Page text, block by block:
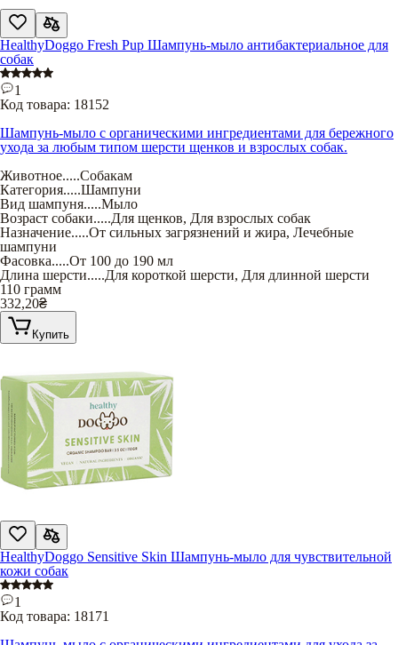
HealthyDoggo Fresh Pup Шампунь-мыло антибактериальное для
собак
1
Код товара: 18152
Шампунь-мыло с органическими ингредиентами для бережного
ухода за любым типом шерсти щенков и взрослых собак.
Животное.....Собакам
Категория.....Шампуни
Вид шампуня.....Мыло
Возраст собаки.....Для щенков, Для взрослых собак
Назначение.....От сильных загрязнений и жира, Лечебные
шампуни
Фасовка.....От 100 до 190 мл
Длина шерсти.....Для короткой шерсти, Для длинной шерсти
110 грамм
332,20₴
Купить
HealthyDoggo Sensitive Skin Шампунь-мыло для чувствительной
кожи собак
1
Код товара: 18171